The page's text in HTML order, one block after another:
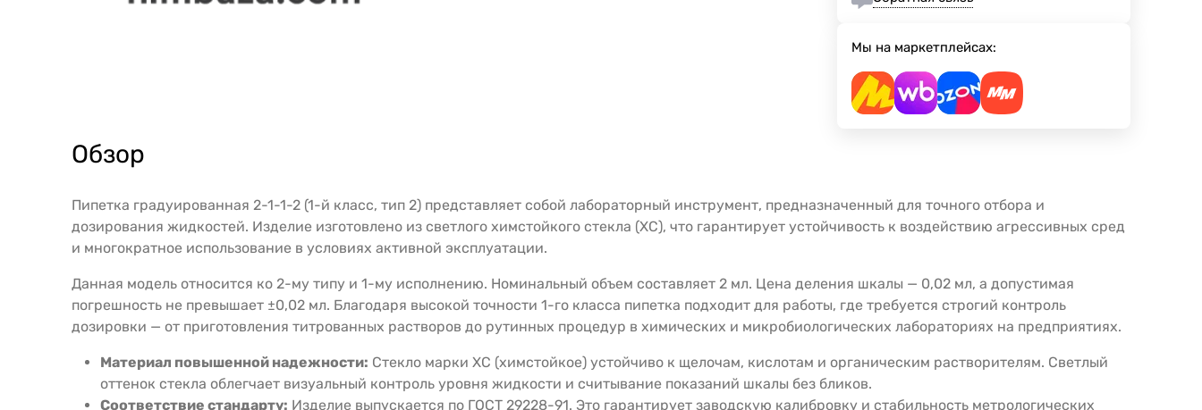
Мы на маркетплейсах:
Обзор
Пипетка градуированная 2-1-1-2 (1-й класс, тип 2) представляет собой лабораторный инструмент, предназначенный для точного отбора и
дозирования жидкостей. Изделие изготовлено из светлого химстойкого стекла (ХС), что гарантирует устойчивость к воздействию агрессивных сред
и многократное использование в условиях активной эксплуатации.
Данная модель относится ко 2-му типу и 1-му исполнению. Номинальный объем составляет 2 мл. Цена деления шкалы — 0,02 мл, а допустимая
погрешность не превышает ±0,02 мл. Благодаря высокой точности 1-го класса пипетка подходит для работы, где требуется строгий контроль
дозировки — от приготовления титрованных растворов до рутинных процедур в химических и микробиологических лабораториях на предприятиях.
Материал повышенной надежности: Стекло марки ХС (химстойкое) устойчиво к щелочам, кислотам и органическим растворителям. Светлый
оттенок стекла облегчает визуальный контроль уровня жидкости и считывание показаний шкалы без бликов.
Соответствие стандарту: Изделие выпускается по ГОСТ 29228-91. Это гарантирует заводскую калибровку и стабильность метрологических